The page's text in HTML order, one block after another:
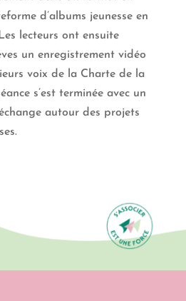
d’albums jeunesse en
lecteurs ont ensuite
un enregistrement vidéo
voix de la Charte de la
s’est terminée avec un
autour des projets